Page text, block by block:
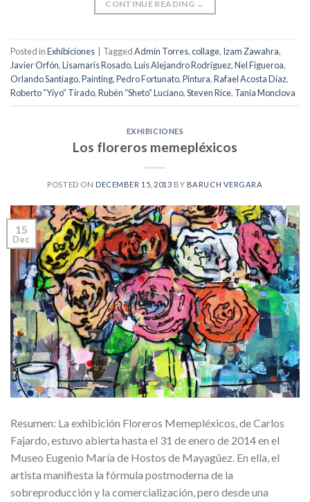
CONTINUE READING →
Posted inExhibiciones TaggedAdmín Torres,collage, Izam Zawahra,
Javier Orfón,Lisamaris Rosado,Luis Alejandro Rodríguez,Nel Figueroa,
Orlando Santiago,Painting,Pedro Fortunato,Pintura,Rafael Acosta Díaz,
Roberto “Yiyo” Tirado,Rubén “Sheto” Luciano,Steven Rice, Tania Monclova
EXHIBICIONES
Los floreros memepléxicos
POSTED ON DECEMBER 15, 2013 BY BARUCH VERGARA
15
Dec
Resumen: La exhibición Floreros Memepléxicos, de Carlos
Fajardo, estuvo abierta hasta el 31 de enero de 2014 en el
Museo Eugenio María de Hostos de Mayagüez. En ella, el
artista manifiesta la fórmula postmoderna de la
sobreproducción y la comercialización, pero desde una